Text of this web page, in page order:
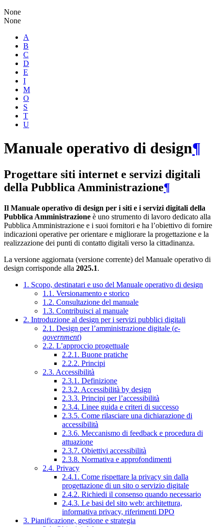
None
None
A
B
C
D
E
I
M
O
S
T
U
Manuale operativo di design¶
Progettare siti internet e servizi digitali
della Pubblica Amministrazione¶
Il Manuale operativo di design per i siti e i servizi digitali della
Pubblica Amministrazione è uno strumento di lavoro dedicato alla
Pubblica Amministrazione e i suoi fornitori e ha l’obiettivo di fornire
indicazioni operative per orientare e migliorare la progettazione e la
realizzazione dei punti di contatto digitali verso la cittadinanza.
La versione aggiornata (versione corrente) del Manuale operativo di
design corrisponde alla 2025.1.
1. Scopo, destinatari e uso del Manuale operativo di design
1.1. Versionamento e storico
1.2. Consultazione del manuale
1.3. Contribuisci al manuale
2. Introduzione al design per i servizi pubblici digitali
2.1. Design per l’amministrazione digitale (e-
government)
2.2. L’approccio progettuale
2.2.1. Buone pratiche
2.2.2. Principi
2.3. Accessibilità
2.3.1. Definizione
2.3.2. Accessibilità by design
2.3.3. Principi per l’accessibilità
2.3.4. Linee guida e criteri di successo
2.3.5. Come rilasciare una dichiarazione di
accessibilità
2.3.6. Meccanismo di feedback e procedura di
attuazione
2.3.7. Obiettivi accessibilità
2.3.8. Normativa e approfondimenti
2.4. Privacy
2.4.1. Come rispettare la privacy sin dalla
progettazione di un sito o servizio digitale
2.4.2. Richiedi il consenso quando necessario
2.4.3. Le basi del sito web: architettura,
informativa privacy, riferimenti DPO
3. Pianificazione, gestione e strategia